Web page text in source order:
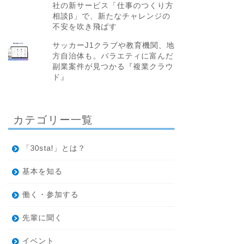
社の新サービス「仕事のつくり方
相談β」で、新たなチャレンジの
不安を吹き飛ばす
サッカーJ1クラブや教育機関、地
方自治体も。バラエティに富んだ
副業案件が見つかる『複業クラウ
ド』
カテゴリー一覧
「30sta!」とは？
基本を知る
働く・参加する
先輩に聞く
イベント